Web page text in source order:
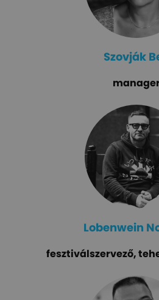
Szovják
Lobenwein
fesztiválszervező,